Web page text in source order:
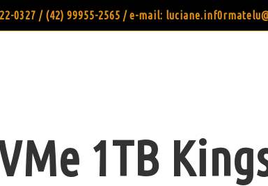
0327 / (42) 99955-2565 / e-mail:
1TB